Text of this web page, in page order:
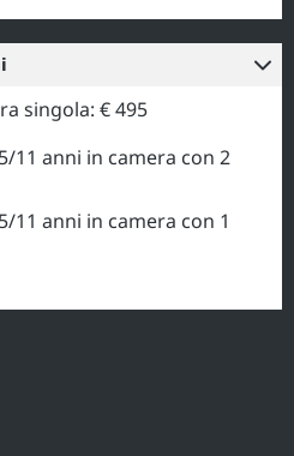
singola: € 495
11 anni in camera con 2
11 anni in camera con 1